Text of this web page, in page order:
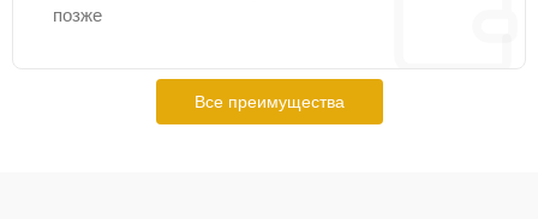
позже
Все преимущества